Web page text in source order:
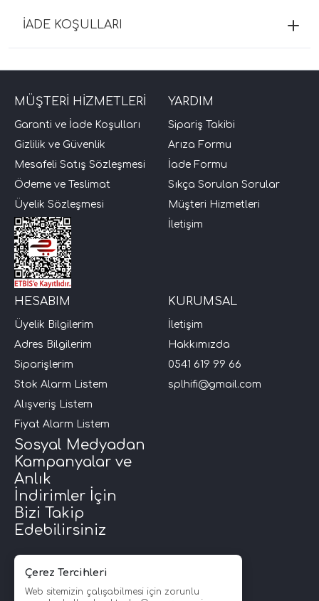
İADE KOŞULLARI
MÜŞTERİ HİZMETLERİ
Garanti ve İade Koşulları
Gizlilik ve Güvenlik
Mesafeli Satış Sözleşmesi
Ödeme ve Teslimat
Üyelik Sözleşmesi
YARDIM
Sipariş Takibi
Arıza Formu
İade Formu
Sıkça Sorulan Sorular
Müşteri Hizmetleri
İletişim
HESABIM
Üyelik Bilgilerim
Adres Bilgilerim
Siparişlerim
Stok Alarm Listem
Alışveriş Listem
Fiyat Alarm Listem
KURUMSAL
İletişim
Hakkımızda
0541 619 99 66
splhifi@gmail.com
Sosyal Medyadan
Kampanyalar ve
Anlık
İndirimler İçin
Bizi Takip
Edebilirsiniz
Çerez Tercihleri
Web sitemizin çalışabilmesi için zorunlu